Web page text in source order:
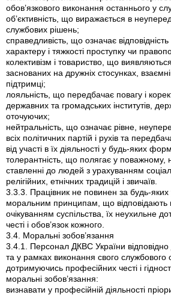
обов’язкового виконання останнього у
об’єктивність, що виражається в
службових рішень;
справедливість, що означає
характеру і тяжкості проступку чи
колективізм і товариство, що
заснованих на дружніх стосунках,
підтримці;
лояльність, що передбачає повагу і
державних та громадських інститутів,
оточуючих;
нейтральність, що означає рівне,
всіх політичних партій і рухів та
від участі в їх діяльності у будь-яких
толерантність, що полягає у поважному,
ставленні до людей з урахуванням
релігійних, етнічних традицій і звичаїв.
3.3.3. Працівник не повинен за будь-
моральним принципам, що відповідають
очікуванням суспільства, їх неухильне
честі і обов’язок кожного.
3.4. Моральні зобов’язання
3.4.1. Персонал ДКВС України
та у рамках виконання свого службового
дотримуючись професійних честі і
моральні зобов’язання:
визнавати у професійній діяльності